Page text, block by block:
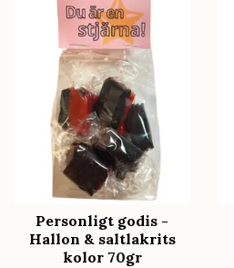
Personligt godis -
Hallon & saltlakrits
kolor 70gr